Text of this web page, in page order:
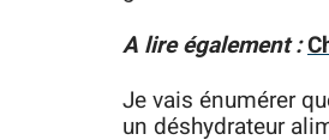
A lire également :
Je vais énumérer
un déshydrateur